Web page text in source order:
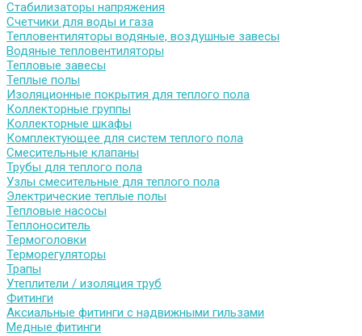
Стабилизаторы напряжения
Счетчики для воды и газа
Тепловентиляторы водяные, воздушные завесы
Водяные тепловентиляторы
Тепловые завесы
Теплые полы
Изоляционные покрытия для теплого пола
Коллекторные группы
Коллекторные шкафы
Комплектующее для систем теплого пола
Смесительные клапаны
Трубы для теплого пола
Узлы смесительные для теплого пола
Электрические теплые полы
Тепловые насосы
Теплоноситель
Термоголовки
Терморегуляторы
Трапы
Утеплители / изоляция труб
Фитинги
Аксиальные фитинги с надвижными гильзами
Медные фитинги